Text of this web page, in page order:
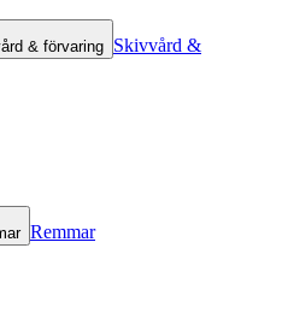
& förvaring Skivvård &
Remmar